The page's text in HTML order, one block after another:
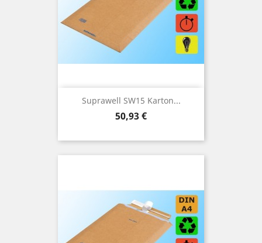
Suprawell SW15 Karton...
Preis
50,93 €